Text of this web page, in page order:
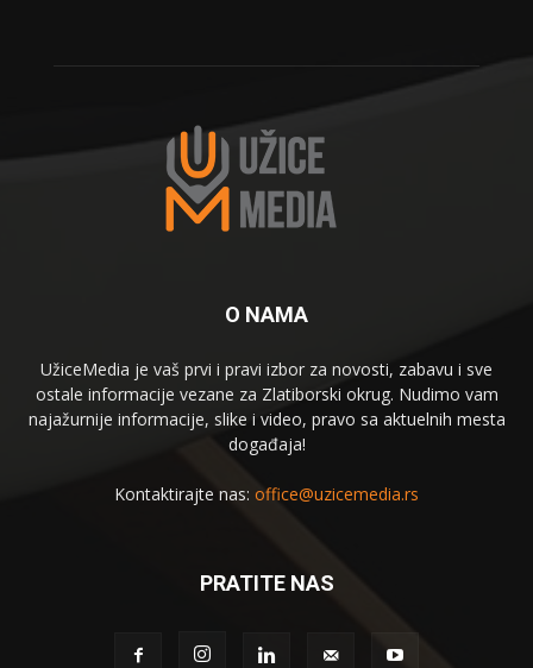
O NAMA
UžiceMedia je vaš prvi i pravi izbor za novosti, zabavu i sve
ostale informacije vezane za Zlatiborski okrug. Nudimo vam
najažurnije informacije, slike i video, pravo sa aktuelnih mesta
događaja!
Kontaktirajte nas: office@uzicemedia.rs
PRATITE NAS